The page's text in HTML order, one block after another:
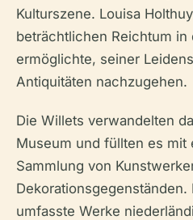
Kulturszene. Louisa
beträchtlichen Reichtum in
ermöglichte, seiner
Antiquitäten nachzugehen.
Die Willets verwandelten
Museum und füllten es mit
Sammlung von
Dekorationsgegenständen.
umfasste Werke